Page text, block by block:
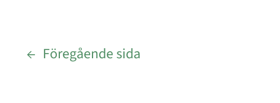
← Föregående sida